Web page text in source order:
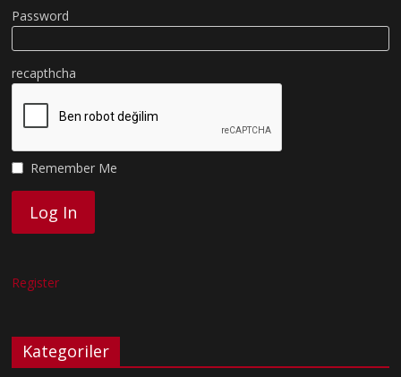
Password
recapthcha
Remember Me
Register
Kategoriler